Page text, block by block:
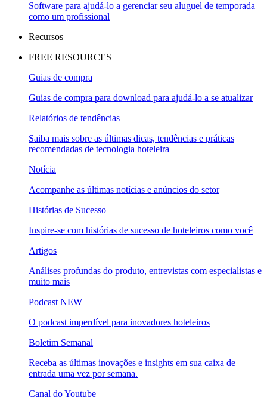
Software para ajudá-lo a gerenciar seu aluguel de temporada
como um profissional
Recursos
FREE RESOURCES
Guias de compra
Guias de compra para download para ajudá-lo a se atualizar
Relatórios de tendências
Saiba mais sobre as últimas dicas, tendências e práticas
recomendadas de tecnologia hoteleira
Notícia
Acompanhe as últimas notícias e anúncios do setor
Histórias de Sucesso
Inspire-se com histórias de sucesso de hoteleiros como você
Artigos
Análises profundas do produto, entrevistas com especialistas e
muito mais
Podcast NEW
O podcast imperdível para inovadores hoteleiros
Boletim Semanal
Receba as últimas inovações e insights em sua caixa de
entrada uma vez por semana.
Canal do Youtube